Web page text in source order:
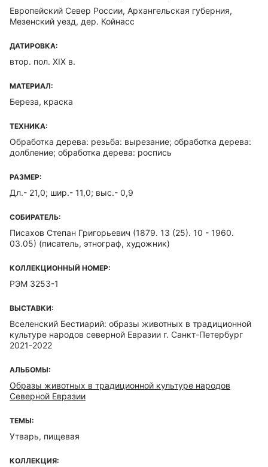
Европейский Север России, Архангельская губерния,
Мезенский уезд, дер. Койнасс
ДАТИРОВКА:
втор. пол. XIX в.
МАТЕРИАЛ:
Береза, краска
ТЕХНИКА:
Обработка дерева: резьба: вырезание; обработка дерева:
долбление; обработка дерева: роспись
РАЗМЕР:
Дл.- 21,0; шир.- 11,0; выс.- 0,9
СОБИРАТЕЛЬ:
Писахов Степан Григорьевич (1879. 13 (25). 10 - 1960.
03.05) (писатель, этнограф, художник)
КОЛЛЕКЦИОННЫЙ НОМЕР:
РЭМ 3253-1
ВЫСТАВКИ:
Вселенский Бестиарий: образы животных в традиционной
культуре народов северной Евразии г. Санкт-Петербург
2021-2022
АЛЬБОМЫ:
Образы животных в традиционной культуре народов
Северной Евразии
ТЕМЫ:
Утварь, пищевая
КОЛЛЕКЦИЯ: